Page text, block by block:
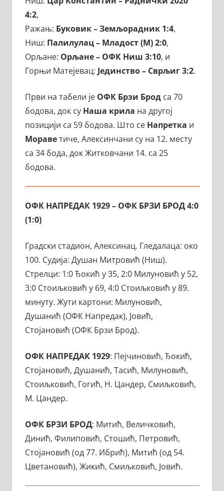
4:2,
Ражањ: Буковик – Земљорадник 1:4,
Ниш: Палилулац – Младост (М) 2:0,
Орљане: Орљане – ОФК Ниш 3:10, и
Горњи Матејевац: Јединство – Сврљиг 3:2.
Први на табели је ОФК Брзи Бродса 70
бодова, док су Наша крила на другој
позицији са 59 бодова. Што се Напретка и
Мораветиче, Алексинчани су на 12. месту
са 34 бода, док Житковчани 14. са 25
бодова.
ОФК НАПРЕДАК 1929 – ОФК БРЗИ БРОД4:0
(1:0)
Градски стадион, Алексинац. Гледалаца: око
100. Судија: Душан Митровић (Ниш).
Стрелци: 1:0 Ђокић у 35, 2:0 Милуновић у 52,
3:0 Стоиљковић у 69, 4:0 Стоиљковић у 89.
минуту. Жути картони: Милуновић,
Душанић (ОФК Напредак), Јовић,
Стојановић (ОФК Брзи Брод).
ОФК НАПРЕДАК 1929: Пејчиновић, Ђокић,
Стојановић, Душанић, Тасић, Милуновић,
Стоиљковић, Гогић, Н. Цандер, Смиљковић,
М. Цандер.
ОФК БРЗИ БРОД: Митић, Величковић,
Динић, Филиповић, Стошић, Петровић,
Стојановић (од 77. Ибрић), Митић (од 54.
Цветановић), Жикић, Смиљковић, Јовић.